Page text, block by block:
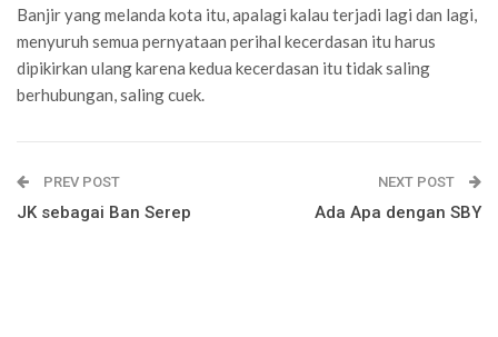
Banjir yang melanda kota itu, apalagi kalau terjadi lagi dan lagi,
menyuruh semua pernyataan perihal kecerdasan itu harus
dipikirkan ulang karena kedua kecerdasan itu tidak saling
berhubungan, saling cuek.
PREV POST
JK sebagai Ban Serep
NEXT POST
Ada Apa dengan SBY